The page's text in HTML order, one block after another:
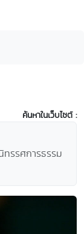
ค้นหาในเว็บไซต์ :
รรศการธรรม